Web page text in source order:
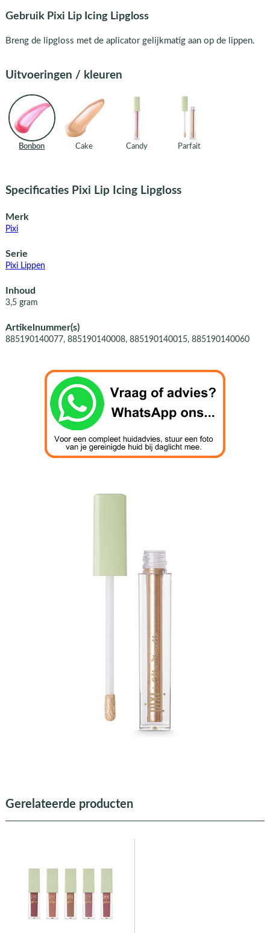
Gebruik Pixi Lip Icing Lipgloss
Breng de lipgloss met de aplicator gelijkmatig aan op de lippen.
Uitvoeringen / kleuren
Bonbon Cake Candy Parfait
Specificaties Pixi Lip Icing Lipgloss
Merk
Pixi
Serie
Pixi Lippen
Inhoud
3,5 gram
Artikelnummer(s)
885190140077, 885190140008, 885190140015, 885190140060
Gerelateerde producten